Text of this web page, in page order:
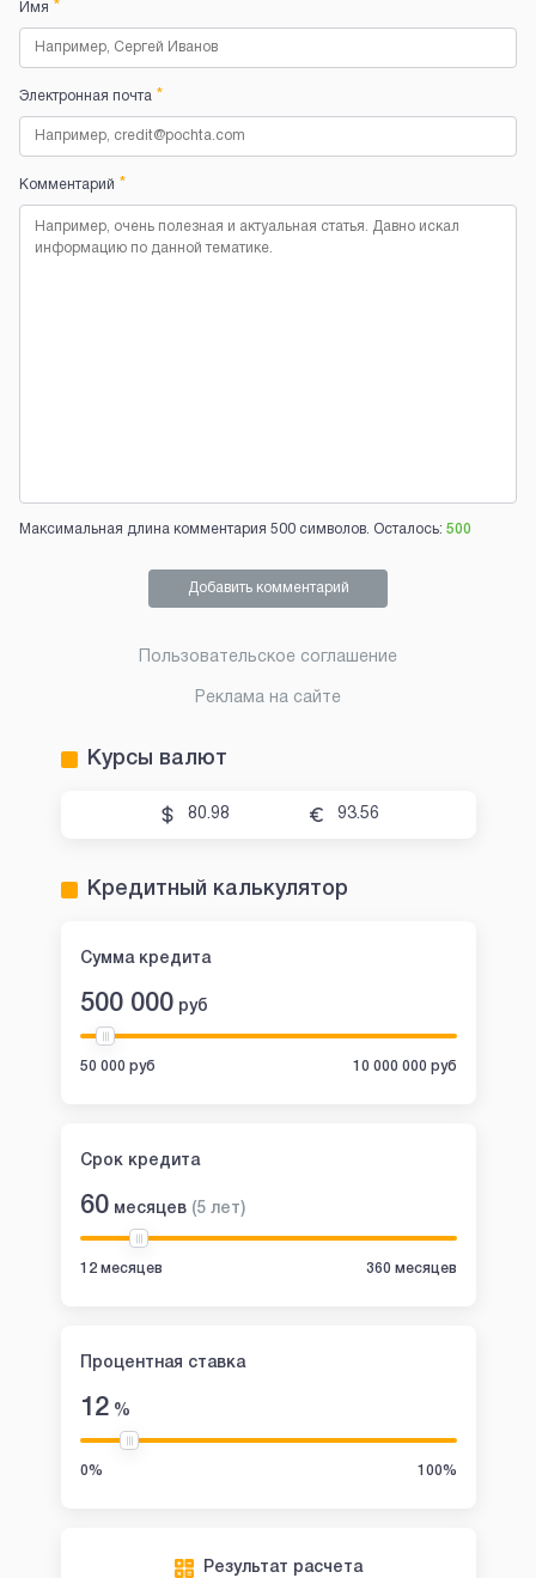
Имя *
Электронная почта *
Комментарий *
Максимальная длина комментария 500 символов. Осталось: 500
Добавить комментарий
Пользовательское соглашение
Реклама на сайте
Курсы валют
80.98 93.56
Кредитный калькулятор
Сумма кредита
500 000 руб
50 000 руб 10 000 000 руб
Срок кредита
60 месяцев (5 лет)
12 месяцев 360 месяцев
Процентная ставка
12%
0% 100%
Результат расчета